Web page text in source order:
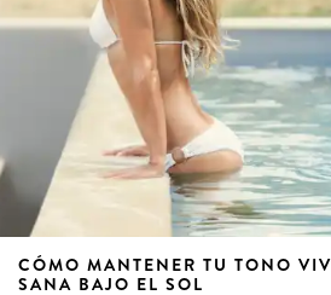
CÓMO MANTENER TU TONO
SANA BAJO EL SOL